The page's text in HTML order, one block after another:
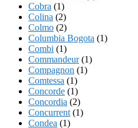
Cobra (1)
Colina (2)
Colmo (2)
Columbia Bogota (1)
Combi (1)
Commandeur(1)
Compagnon (1)
Comtessa (1)
Concorde (1)
Concordia (2)
Concurrent (1)
Condea (1)